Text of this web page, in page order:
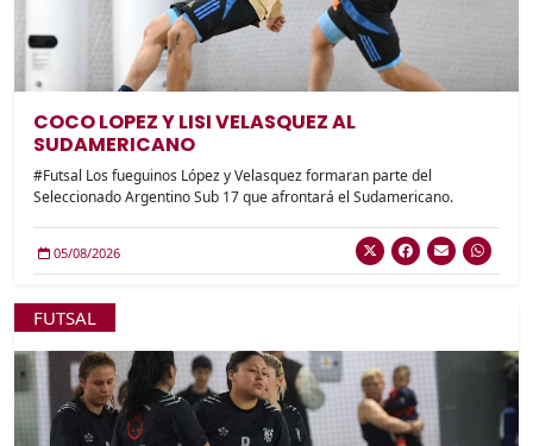
COCO LOPEZ Y LISI VELASQUEZ AL
SUDAMERICANO
#Futsal Los fueguinos López y Velasquez formaran parte del
Seleccionado Argentino Sub 17 que afrontará el Sudamericano.
05/08/2026
FUTSAL